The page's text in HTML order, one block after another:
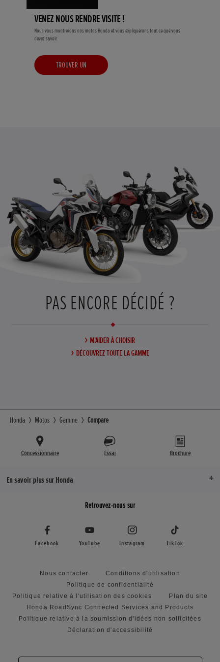
VENEZ NOUS RENDRE VISITE !
Nous vous montrerons nos motos Honda et vous expliquerons tout ce que vous
devez savoir.
TROUVER UN
PAS ENCORE DÉCIDÉ ?
M'AIDER À CHOISIR
DÉCOUVREZ TOUTE LA GAMME
Honda Motos Gamme Compare
Concessionnaire Essai Brochure
En savoir plus sur Honda
Retrouvez-nous sur
Facebook YouTube Instagram TikTok
Nous contacter
Conditions d'utilisation
Politique de confidentialité
Politique relative à l'utilisation des cookies
Plan du site
Honda RoadSync Connected Services and Products
Politique relative à la soumission d'idées non sollicitées
Déclaration d'accessibilité